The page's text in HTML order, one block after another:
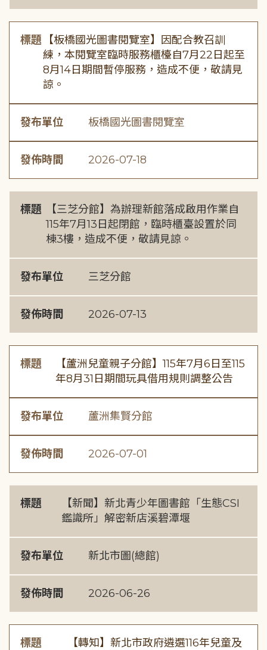
標題
【板橋國光圖書閱覽室】因配合教召訓
練，本閱覽室臨時服務櫃檯自7月22日起至
8月14日期間暫停服務，造成不便，敬請見
諒。
發布單位 板橋國光圖書閱覽室
發佈時間 2026-07-18
標題
【三芝分館】為辦理新館落成啟用作業自
115年7月13日起閉館，臨時櫃臺設置於同
棟3樓，造成不便，敬請見諒。
發布單位 三芝分館
發佈時間 2026-07-13
標題
【蘆洲兒童親子分館】115年7月6日至115
年8月31日期間玩具借用規則調整公告
發布單位 蘆洲集賢分館
發佈時間 2026-07-01
標題
【新聞】新北青少年圖書館「生態CSI
鑑識所」解密新店溪碧潭堰
發布單位 新北市圖(總館)
發佈時間 2026-06-26
標題
【轉知】新北市政府遴選116年兒童及